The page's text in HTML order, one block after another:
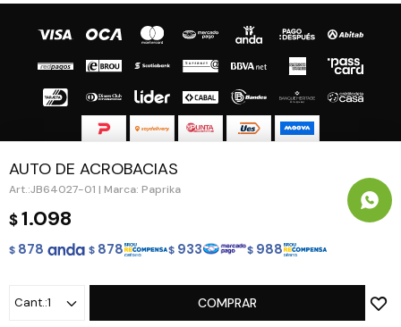
AUTO DE ACROBACIAS
JB64027-01 | Marca: Paprika
$1.098
$ 878 $ 878 $ 933 $ 988
1 COMPRAR
© Copyright 2026 / Guapa - Paprika